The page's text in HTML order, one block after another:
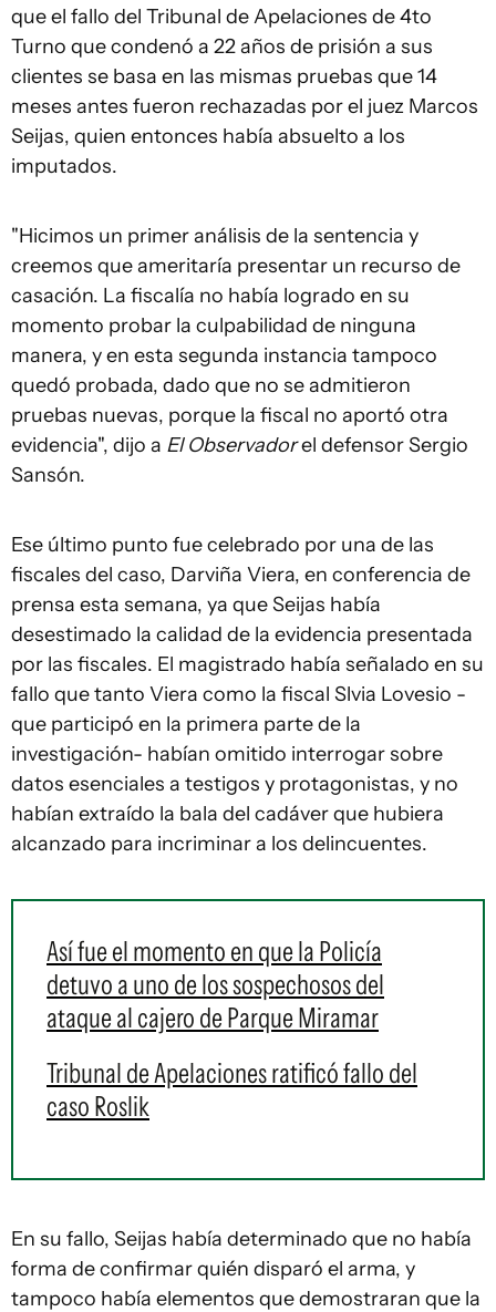
que el fallo del Tribunal de Apelaciones de 4to
Turno que condenó a 22 años de prisión a sus
clientes se basa en las mismas pruebas que 14
meses antes fueron rechazadas por el juez Marcos
Seijas, quien entonces había absuelto a los
imputados.
"Hicimos un primer análisis de la sentencia y
creemos que ameritaría presentar un recurso de
casación. La fiscalía no había logrado en su
momento probar la culpabilidad de ninguna
manera, y en esta segunda instancia tampoco
quedó probada, dado que no se admitieron
pruebas nuevas, porque la fiscal no aportó otra
evidencia", dijo a El Observadorel defensor Sergio
Sansón.
Ese último punto fue celebrado por una de las
fiscales del caso, Darviña Viera, en conferencia de
prensa esta semana, ya que Seijas había
desestimado la calidad de la evidencia presentada
por las fiscales. El magistrado había señalado en su
fallo que tanto Viera como la fiscal Slvia Lovesio -
que participó en la primera parte de la
investigación- habían omitido interrogar sobre
datos esenciales a testigos y protagonistas, y no
habían extraído la bala del cadáver que hubiera
alcanzado para incriminar a los delincuentes.
Así fue el momento en que la Policía
detuvo a uno de los sospechosos del
ataque al cajero de Parque Miramar
Tribunal de Apelaciones ratificó fallo del
caso Roslik
En su fallo, Seijas había determinado que no había
forma de confirmar quién disparó el arma, y
tampoco había elementos que demostraran que la